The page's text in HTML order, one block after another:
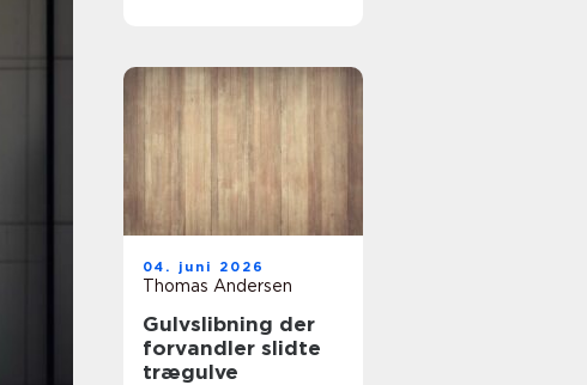
04. juni 2026
Thomas Andersen
Gulvslibning der
forvandler slidte
trægulve